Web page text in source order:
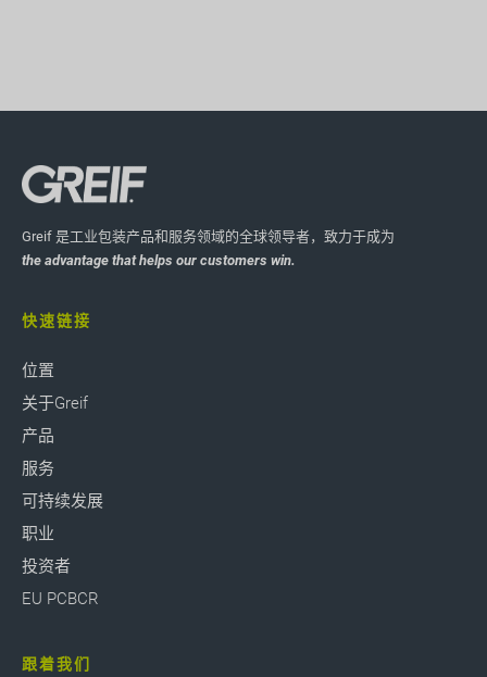
Greif 是工业包装产品和服务领域的全球领导者，致力于成为
the advantage that helps our customers win.
快速链接
位置
关于Greif
产品
服务
可持续发展
职业
投资者
EU PCBCR
跟着我们